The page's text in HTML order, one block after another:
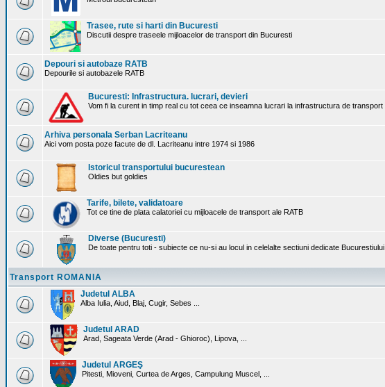
Trasee, rute si harti din Bucuresti
Discutii despre traseele mijloacelor de transport din Bucuresti
Depouri si autobaze RATB
Depourile si autobazele RATB
Bucuresti: Infrastructura. lucrari, devieri
Vom fi la curent in timp real cu tot ceea ce inseamna lucrari la infrastructura de transport
Arhiva personala Serban Lacriteanu
Aici vom posta poze facute de dl. Lacriteanu intre 1974 si 1986
Istoricul transportului bucurestean
Oldies but goldies
Tarife, bilete, validatoare
Tot ce tine de plata calatoriei cu mijloacele de transport ale RATB
Diverse (Bucuresti)
De toate pentru toti - subiecte ce nu-si au locul in celelalte sectiuni dedicate Bucurestiului
Transport ROMANIA
Judetul ALBA
Alba Iulia, Aiud, Blaj, Cugir, Sebes ...
Judetul ARAD
Arad, Sageata Verde (Arad - Ghioroc), Lipova, ...
Judetul ARGEŞ
Pitesti, Mioveni, Curtea de Arges, Campulung Muscel, ...